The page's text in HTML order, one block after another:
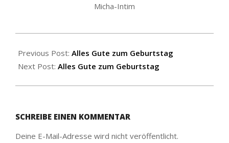
Micha-Intim
10-
20
Previous Post: Alles Gute zum Geburtstag
Next Post: Alles Gute zum Geburtstag
SCHREIBE EINEN KOMMENTAR
Deine E-Mail-Adresse wird nicht veröffentlicht.